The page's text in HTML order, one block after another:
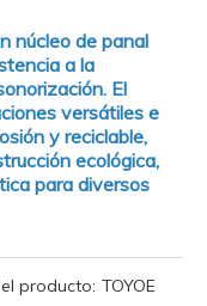
núcleo de panal
a la
El
versátiles e
y reciclable,
ecológica,
para diversos
producto: TOYOE